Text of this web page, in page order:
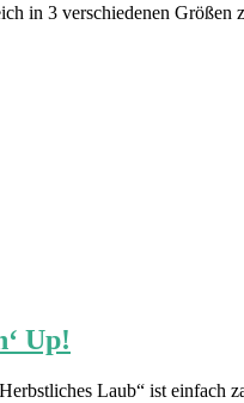
in 3 verschiedenen Größen
Up!
Laub“ ist einfach